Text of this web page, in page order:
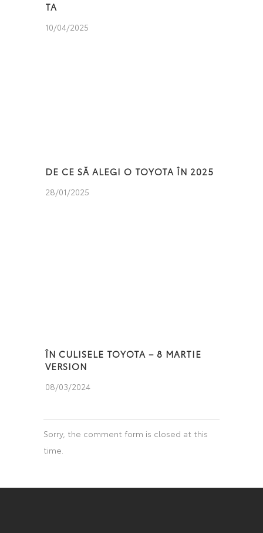
TA
10/04/2025
DE CE SĂ ALEGI O TOYOTA ÎN 2025
28/01/2025
ÎN CULISELE TOYOTA – 8 MARTIE
VERSION
08/03/2024
Sorry, the comment form is closed at this
time.